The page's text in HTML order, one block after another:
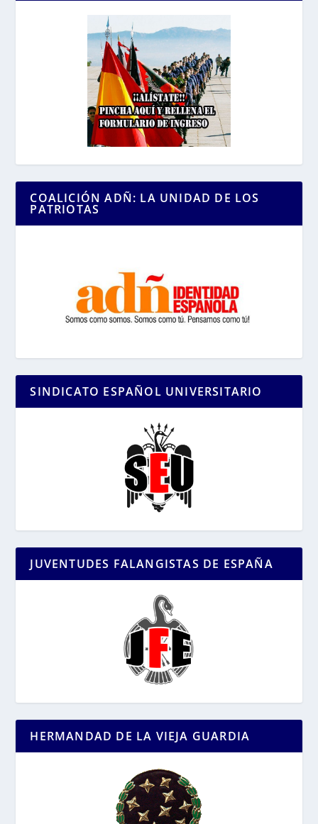
COALICIÓN ADÑ: LA UNIDAD DE LOS
PATRIOTAS
SINDICATO ESPAÑOL UNIVERSITARIO
JUVENTUDES FALANGISTAS DE ESPAÑA
HERMANDAD DE LA VIEJA GUARDIA